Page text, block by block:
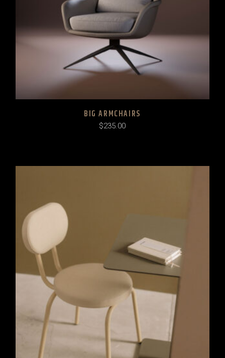
BIG ARMCHAIRS
$235.00